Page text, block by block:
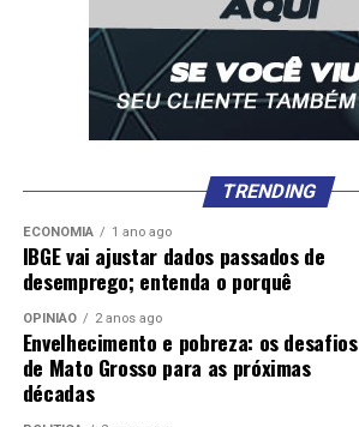
TRENDING
ECONOMIA 1 ano ago
IBGE vai ajustar dados passados de
desemprego; entenda o porquê
OPINIÃO 2 anos ago
Envelhecimento e pobreza: os desafios
de Mato Grosso para as próximas
décadas